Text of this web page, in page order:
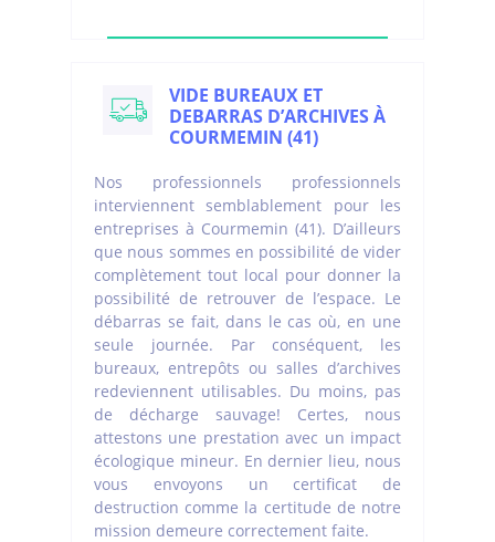
VIDE BUREAUX ET
DEBARRAS D’ARCHIVES À
COURMEMIN (41)
Nos professionnels professionnels
interviennent semblablement pour les
entreprises à Courmemin (41). D’ailleurs
que nous sommes en possibilité de vider
complètement tout local pour donner la
possibilité de retrouver de l’espace. Le
débarras se fait, dans le cas où, en une
seule journée. Par conséquent, les
bureaux, entrepôts ou salles d’archives
redeviennent utilisables. Du moins, pas
de décharge sauvage! Certes, nous
attestons une prestation avec un impact
écologique mineur. En dernier lieu, nous
vous envoyons un certificat de
destruction comme la certitude de notre
mission demeure correctement faite.